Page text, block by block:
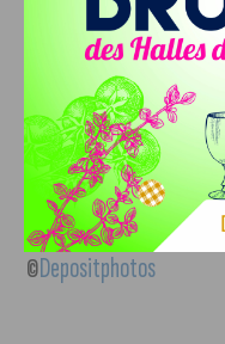
joueur et finaliste de
la finale) et vainqueur
de la Coupe du Monde
poste au milieu de
l’un des plus grands
©Depositphotos